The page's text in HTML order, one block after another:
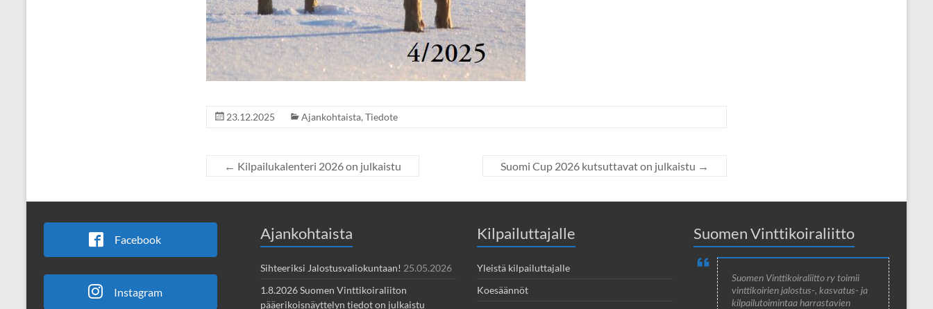
23.12.2025 Ajankohtaista, Tiedote
← Kilpailukalenteri 2026 on julkaistu Suomi Cup 2026 kutsuttavat on julkaistu →
Facebook
Instagram
Ajankohtaista
Sihteeriksi Jalostusvaliokuntaan! 25.05.2026
1.8.2026 Suomen Vinttikoiraliiton
pääerikoisnäyttelyn tiedot on julkaistu
Kilpailuttajalle
Yleistä kilpailuttajalle
Koesäännöt
Suomen Vinttikoiraliitto
Suomen Vinttikoiraliitto ry toimii
vinttikoirien jalostus-, kasvatus- ja
kilpailutoimintaa harrastavien